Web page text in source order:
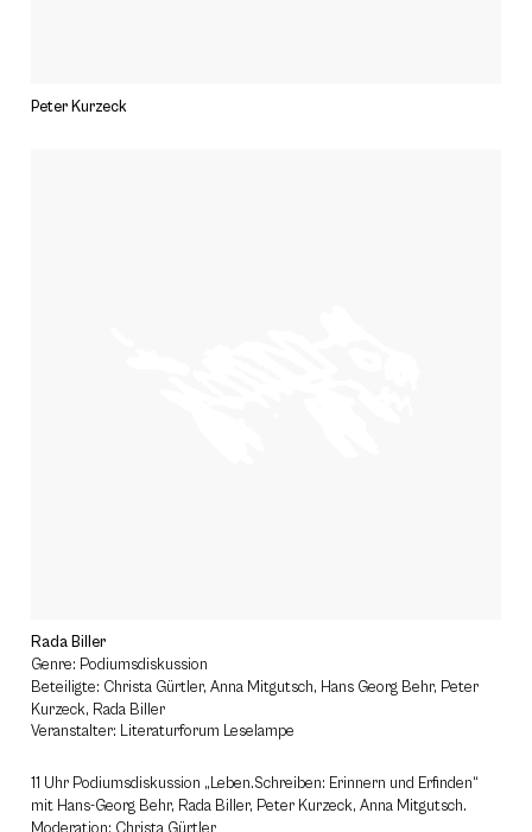
Peter Kurzeck
Rada Biller
Genre: Podiumsdiskussion
Beteiligte: Christa Gürtler, Anna Mitgutsch, Hans Georg Behr, Peter
Kurzeck, Rada Biller
Veranstalter: Literaturforum Leselampe
11 Uhr Podiumsdiskussion „Leben.Schreiben: Erinnern und Erfinden“
mit Hans-Georg Behr, Rada Biller, Peter Kurzeck, Anna Mitgutsch.